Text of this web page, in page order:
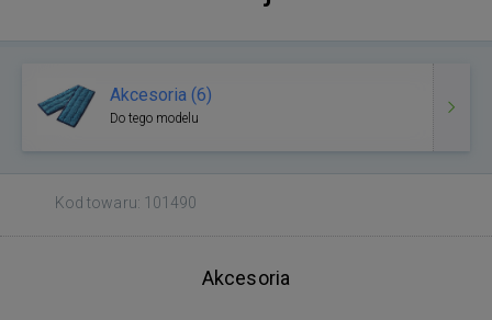
Akcesoria (6)
Do tego modelu
Kod towaru: 101490
Akcesoria